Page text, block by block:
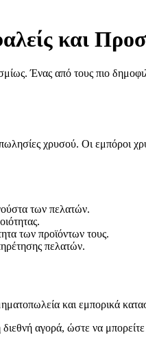
και
Ένας από τους πιο
χρυσού. Οι εμπόροι
των πελατών.
των προϊόντων τους.
πελατών.
και εμπορικά
αγορά, ώστε να